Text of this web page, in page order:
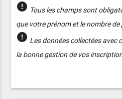
error Tous les champs sont
que votre prénom et le nombre de
error Les données collectées avec
la bonne gestion de vos